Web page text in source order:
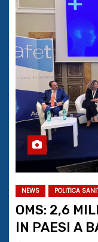
NEWS POLITICA
OMS: 2,6
IN PAESI A